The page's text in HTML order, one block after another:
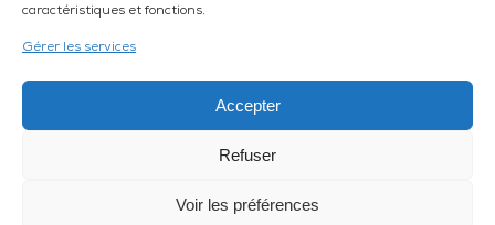
caractéristiques et fonctions.
Gérer les services
Accepter
Refuser
Voir les préférences
MENTIONS LÉGALES/PLAN DU SITE
prérogative de puissance publique à l’entreprise ou aux personnes qui en